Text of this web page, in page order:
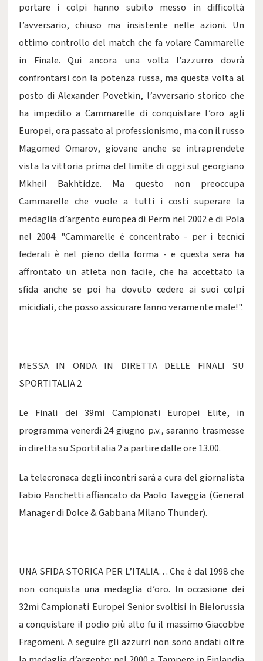
portare i colpi hanno subito messo in difficoltà
l’avversario, chiuso ma insistente nelle azioni. Un
ottimo controllo del match che fa volare Cammarelle
in Finale. Qui ancora una volta l’azzurro dovrà
confrontarsi con la potenza russa, ma questa volta al
posto di Alexander Povetkin, l’avversario storico che
ha impedito a Cammarelle di conquistare l’oro agli
Europei, ora passato al professionismo, ma con il russo
Magomed Omarov, giovane anche se intraprendete
vista la vittoria prima del limite di oggi sul georgiano
Mkheil Bakhtidze. Ma questo non preoccupa
Cammarelle che vuole a tutti i costi superare la
medaglia d’argento europea di Perm nel 2002 e di Pola
nel 2004. "Cammarelle è concentrato - per i tecnici
federali è nel pieno della forma - e questa sera ha
affrontato un atleta non facile, che ha accettato la
sfida anche se poi ha dovuto cedere ai suoi colpi
micidiali, che posso assicurare fanno veramente male!".
MESSA IN ONDA IN DIRETTA DELLE FINALI SU
SPORTITALIA 2
Le Finali dei 39mi Campionati Europei Elite, in
programma venerdì 24 giugno p.v., saranno trasmesse
in diretta su Sportitalia 2 a partire dalle ore 13.00.
La telecronaca degli incontri sarà a cura del giornalista
Fabio Panchetti affiancato da Paolo Taveggia (General
Manager di Dolce & Gabbana Milano Thunder).
UNA SFIDA STORICA PER L’ITALIA… Che è dal 1998 che
non conquista una medaglia d’oro. In occasione dei
32mi Campionati Europei Senior svoltisi in Bielorussia
a conquistare il podio più alto fu il massimo Giacobbe
Fragomeni. A seguire gli azzurri non sono andati oltre